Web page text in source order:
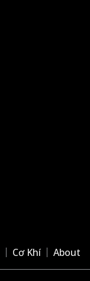
Cơ Khí About